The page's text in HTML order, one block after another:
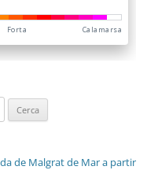
de Malgrat de Mar a partir